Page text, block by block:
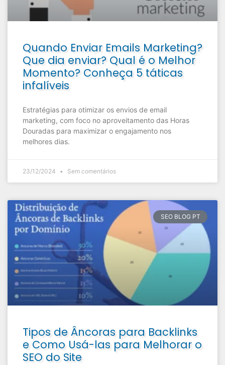
Quando Enviar Emails Marketing?
Que dia enviar? Qual é o Melhor
Momento? Conheça 5 táticas
infalíveis
Estratégias para otimizar os envios de email
marketing, com foco no aproveitamento das Horas
Douradas para maximizar o engajamento nos
melhores dias.
23/12/2024 Sem comentários
SEO BLOG PT
Tipos de Âncoras para Backlinks
e Como Usá-las para Melhorar o
SEO do Site